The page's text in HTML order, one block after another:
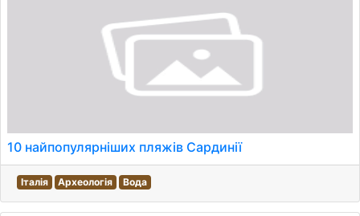
10 найпопулярніших пляжів Сардинії
Італія Археологія Вода